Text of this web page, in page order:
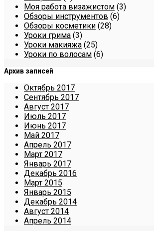
Моя работа визажистом (3)
Обзоры инструментов (6)
Обзоры косметики (28)
Уроки грима (3)
Уроки макияжа (25)
Уроки по волосам (6)
Архив записей
Октябрь 2017
Сентябрь 2017
Август 2017
Июль 2017
Июнь 2017
Май 2017
Апрель 2017
Март 2017
Январь 2017
Декабрь 2016
Март 2015
Январь 2015
Декабрь 2014
Август 2014
Апрель 2014